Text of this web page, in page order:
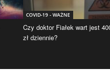
COVID-19 - WAŻNE
Czy doktor Fiałek wart jest
zł dziennie?